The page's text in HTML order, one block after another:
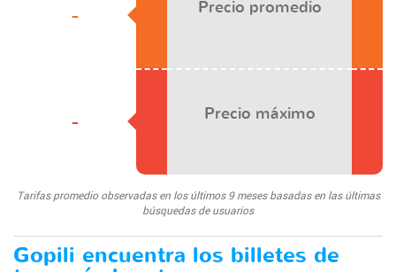
-
-
Precio promedio
Precio máximo
Tarifas promedio observadas en los últimos 9 meses basadas en las últimas
búsquedas de usuarios
Gopili encuentra los billetes de